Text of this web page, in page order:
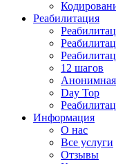
Реабилитация
12 шагов
Анонимная
Day Top
Информация
О нас
Все услуги
Отзывы